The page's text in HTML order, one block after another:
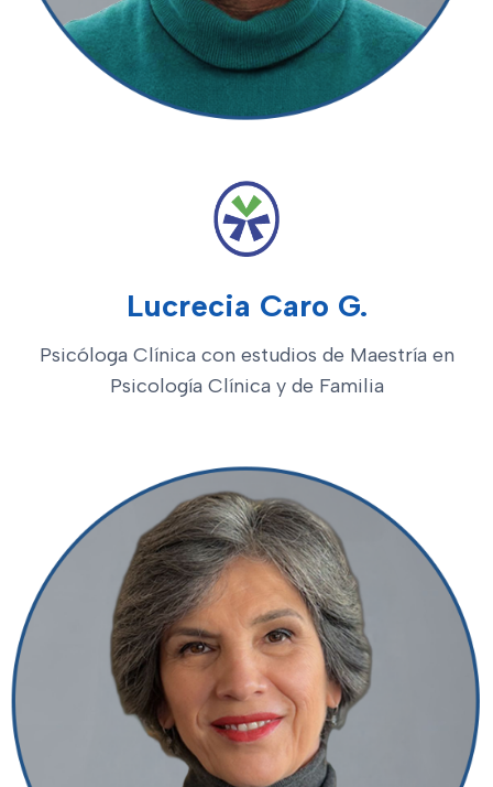
Lucrecia Caro G.
Psicóloga Clínica con estudios de Maestría en
Psicología Clínica y de Familia